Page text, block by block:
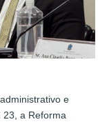
e
23, a Reforma